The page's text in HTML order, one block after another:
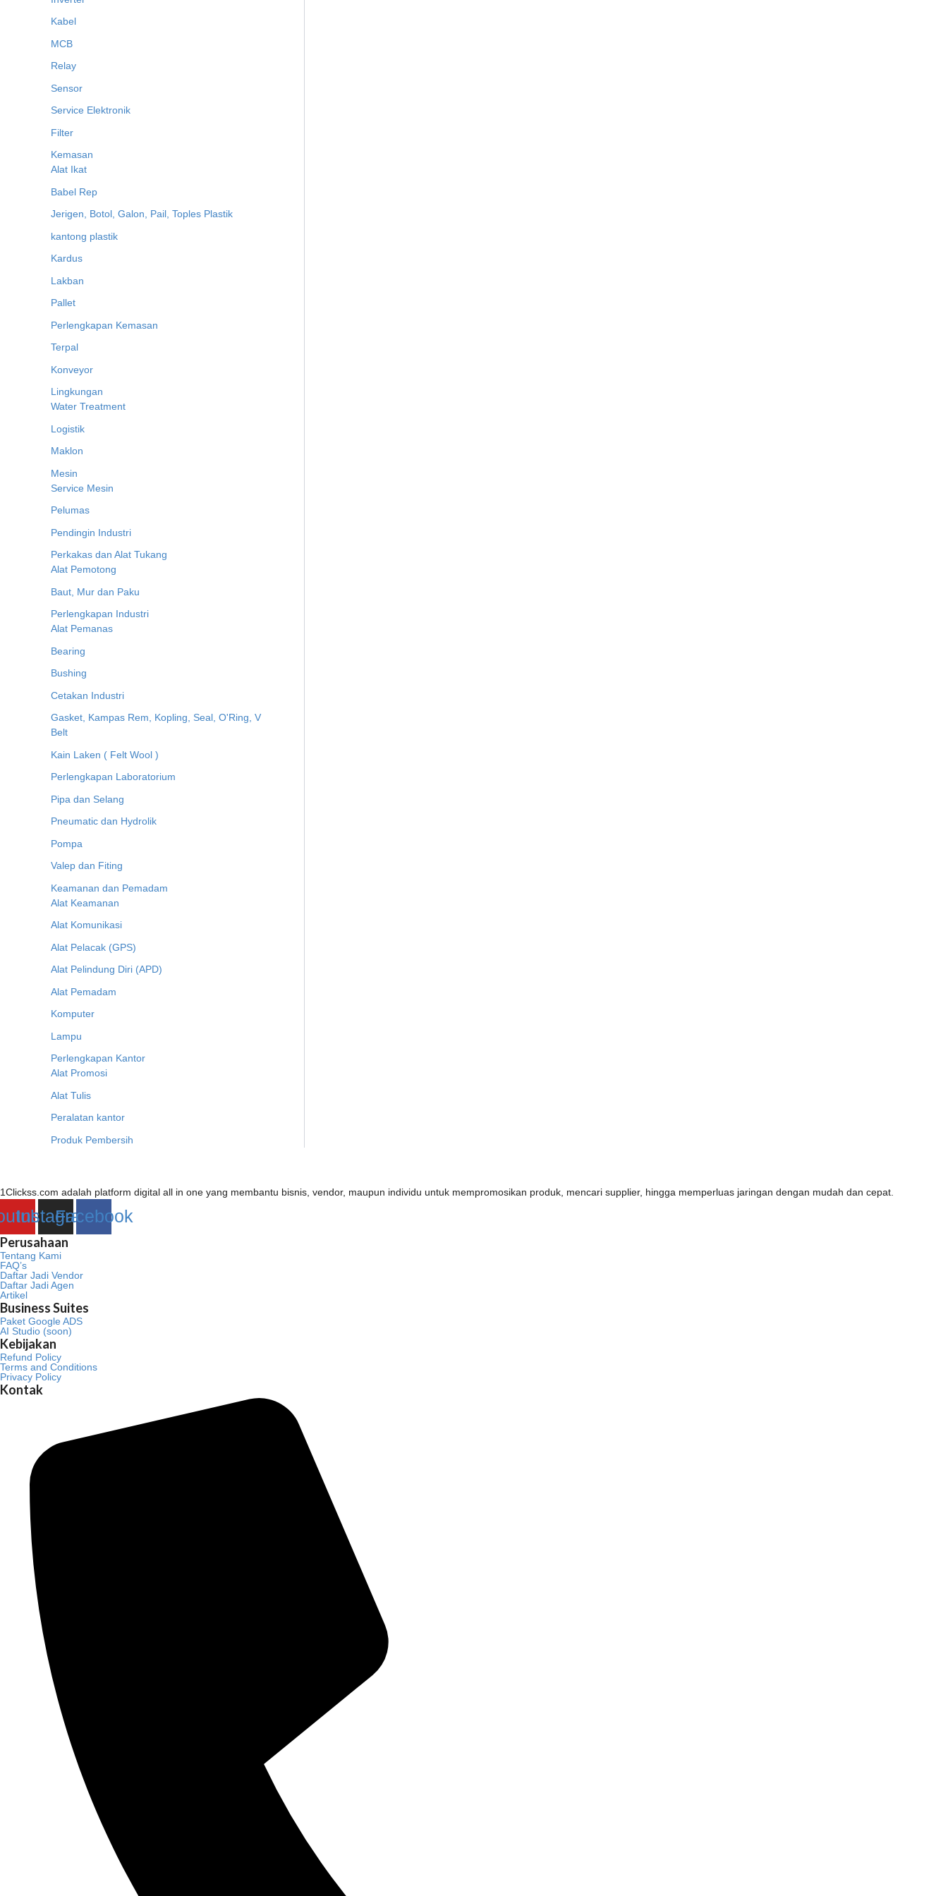
Kabel
MCB
Relay
Sensor
Service Elektronik
Filter
Kemasan
Alat Ikat
Babel Rep
Jerigen, Botol, Galon, Pail, Toples Plastik
kantong plastik
Kardus
Lakban
Pallet
Perlengkapan Kemasan
Terpal
Konveyor
Lingkungan
Water Treatment
Logistik
Maklon
Mesin
Service Mesin
Pelumas
Pendingin Industri
Perkakas dan Alat Tukang
Alat Pemotong
Baut, Mur dan Paku
Perlengkapan Industri
Alat Pemanas
Bearing
Bushing
Cetakan Industri
Gasket, Kampas Rem, Kopling, Seal, O'Ring, V
Belt
Kain Laken ( Felt Wool )
Perlengkapan Laboratorium
Pipa dan Selang
Pneumatic dan Hydrolik
Pompa
Valep dan Fiting
Keamanan dan Pemadam
Alat Keamanan
Alat Komunikasi
Alat Pelacak (GPS)
Alat Pelindung Diri (APD)
Alat Pemadam
Komputer
Lampu
Perlengkapan Kantor
Alat Promosi
Alat Tulis
Peralatan kantor
Produk Pembersih
1Clickss.com adalah platform digital all in one yang membantu bisnis, vendor, maupun individu untuk mempromosikan produk, mencari supplier, hingga memperluas jaringan dengan mudah dan cepat.
InstagramFacebook
Perusahaan
Tentang Kami
FAQ’s
Daftar Jadi Vendor
Daftar Jadi Agen
Artikel
Business Suites
Paket Google ADS
AI Studio (soon)
Kebijakan
Refund Policy
Terms and Conditions
Privacy Policy
Kontak